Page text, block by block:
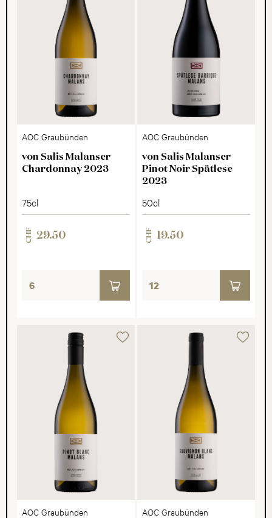
AOC Graubünden
von Salis Malanser
Chardonnay 2023
75cl
CHF 29.50
AOC Graubünden
von Salis Malanser
Pinot Noir Spätlese
2023
50cl
CHF 19.50
AOC Graubünden AOC Graubünden